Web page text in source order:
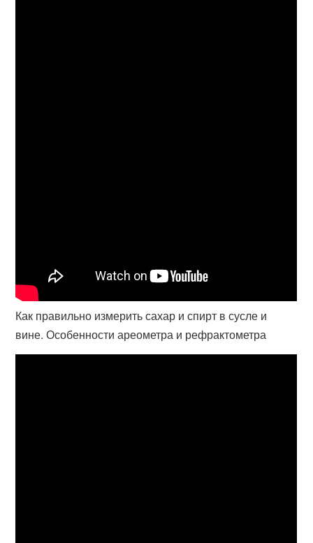
Как правильно измерить сахар и спирт в сусле и
вине. Особенности ареометра и рефрактометра